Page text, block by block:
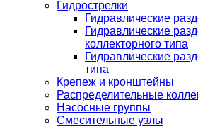
Гидрострелки
Гидравлические
Гидравлические
коллекторного типа
Гидравлические
типа
Крепеж и кронштейны
Распределительные
Насосные группы
Смесительные узлы